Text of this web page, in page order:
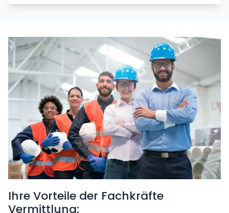
Ihre Vorteile der Fachkräfte
Vermittlung: